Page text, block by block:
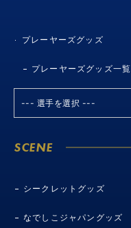
プレーヤーズグッズ
プレーヤーズグッズ一覧
SCENE
シークレットグッズ
なでしこジャパングッズ